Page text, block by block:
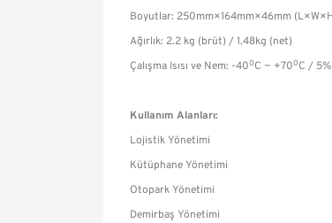
Boyutlar: 250mm×164mm×46mm
Ağırlık: 2.2 kg (brüt) / 1.48kg (net)
Çalışma Isısı ve Nem: -400C ~ +700C /
Kullanım Alanları:
Lojistik Yönetimi
Kütüphane Yönetimi
Otopark Yönetimi
Demirbaş Yönetimi